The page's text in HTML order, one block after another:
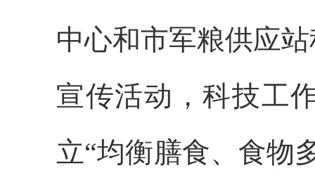
中心和市军粮供应
宣传活动，科技工
立“均衡膳食、食物